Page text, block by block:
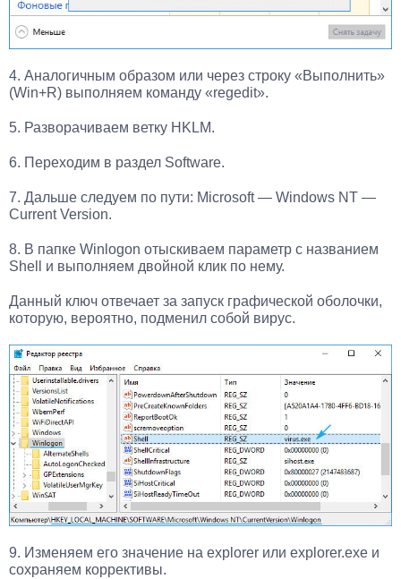
4. Аналогичным образом или через строку «Выполнить»
(Win+R) выполняем команду «regedit».
5. Разворачиваем ветку HKLM.
6. Переходим в раздел Software.
7. Дальше следуем по пути: Microsoft — Windows NT —
Current Version.
8. В папке Winlogon отыскиваем параметр с названием
Shell и выполняем двойной клик по нему.
Данный ключ отвечает за запуск графической оболочки,
которую, вероятно, подменил собой вирус.
9. Изменяем его значение на explorer или explorer.exe и
сохраняем коррективы.